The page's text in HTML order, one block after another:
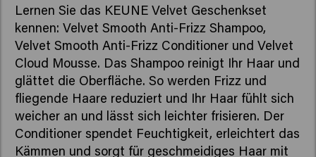
Lernen Sie das KEUNE Velvet Geschenkset
kennen: Velvet Smooth Anti-Frizz Shampoo,
Velvet Smooth Anti-Frizz Conditioner und Velvet
Cloud Mousse. Das Shampoo reinigt Ihr Haar und
glättet die Oberfläche. So werden Frizz und
fliegende Haare reduziert und Ihr Haar fühlt sich
weicher an und lässt sich leichter frisieren. Der
Conditioner spendet Feuchtigkeit, erleichtert das
Kämmen und sorgt für geschmeidiges Haar mit